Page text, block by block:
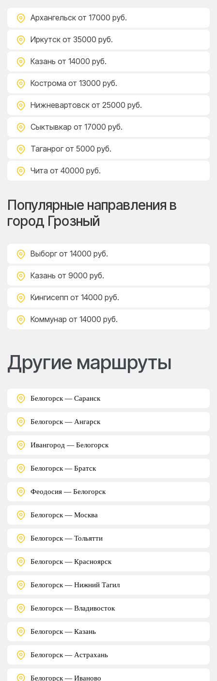
Архангельск от 17000 руб.
Иркутск от 35000 руб.
Казань от 14000 руб.
Кострома от 13000 руб.
Нижневартовск от 25000 руб.
Сыктывкар от 17000 руб.
Таганрог от 5000 руб.
Чита от 40000 руб.
Популярные направления в
город Грозный
Выборг от 14000 руб.
Казань от 9000 руб.
Кингисепп от 14000 руб.
Коммунар от 14000 руб.
Другие маршруты
Белогорск — Саранск
Белогорск — Ангарск
Ивангород — Белогорск
Белогорск — Братск
Феодосия — Белогорск
Белогорск — Москва
Белогорск — Тольятти
Белогорск — Красноярск
Белогорск — Нижний Тагил
Белогорск — Владивосток
Белогорск — Казань
Белогорск — Астрахань
Белогорск — Иваново